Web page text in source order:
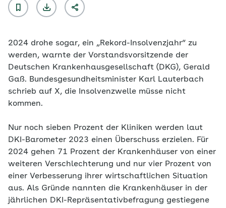
2024 drohe sogar, ein „Rekord-Insolvenzjahr“ zu
werden, warnte der Vorstandsvorsitzende der
Deutschen Krankenhausgesellschaft (DKG), Gerald
Gaß. Bundesgesundheitsminister Karl Lauterbach
schrieb auf X, die Insolvenzwelle müsse nicht
kommen.
Nur noch sieben Prozent der Kliniken werden laut
DKI-Barometer 2023 einen Überschuss erzielen. Für
2024 gehen 71 Prozent der Krankenhäuser von einer
weiteren Verschlechterung und nur vier Prozent von
einer Verbesserung ihrer wirtschaftlichen Situation
aus. Als Gründe nannten die Krankenhäuser in der
jährlichen DKI-Repräsentativbefragung gestiegene